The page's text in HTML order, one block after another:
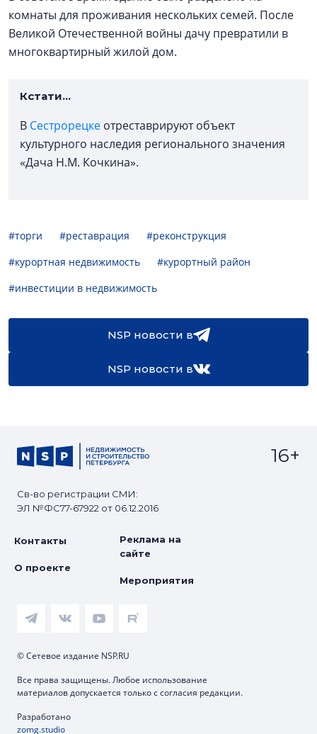
комнаты для проживания нескольких семей. После
Великой Отечественной войны дачу превратили в
многоквартирный жилой дом.
Кстати...
В Сестрорецке отреставрируют объект
культурного наследия регионального значения
«Дача Н.М. Кочкина».
#торги #реставрация
#реконструкция
#курортная недвижимость
#курортный район
#инвестиции в недвижимость
NSP новости в
NSP новости в
Св-во регистрации СМИ:
ЭЛ №ФС77-67922 от 06.12.2016
16+
Контакты
О проекте
Реклама на
сайте
Мероприятия
© Сетевое издание NSP.RU
Все права защищены. Любое использование
материалов допускается только с согласия редакции.
Разработано
zomg.studio